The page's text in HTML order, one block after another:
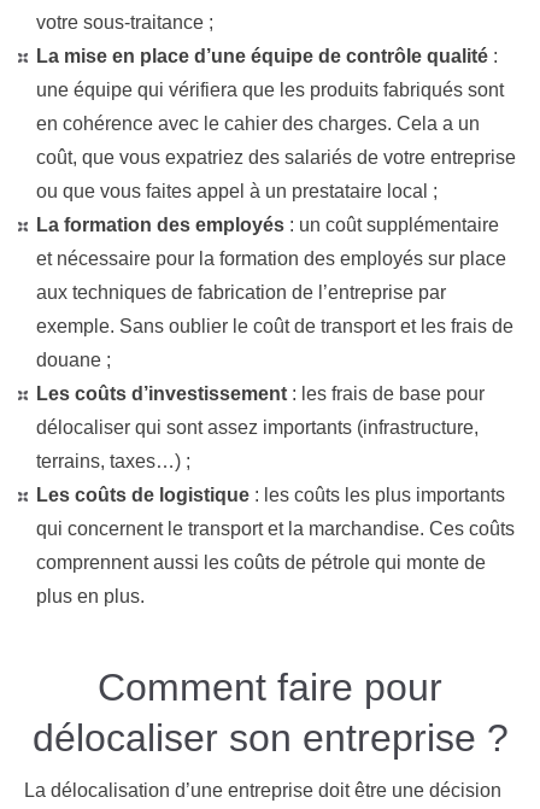
votre sous-traitance ;
La mise en place d’une équipe de contrôle qualité :
une équipe qui vérifiera que les produits fabriqués sont
en cohérence avec le cahier des charges. Cela a un
coût, que vous expatriez des salariés de votre entreprise
ou que vous faites appel à un prestataire local ;
La formation des employés : un coût supplémentaire
et nécessaire pour la formation des employés sur place
aux techniques de fabrication de l’entreprise par
exemple. Sans oublier le coût de transport et les frais de
douane ;
Les coûts d’investissement : les frais de base pour
délocaliser qui sont assez importants (infrastructure,
terrains, taxes…) ;
Les coûts de logistique : les coûts les plus importants
qui concernent le transport et la marchandise. Ces coûts
comprennent aussi les coûts de pétrole qui monte de
plus en plus.
Comment faire pour
délocaliser son entreprise ?
La délocalisation d’une entreprise doit être une décision